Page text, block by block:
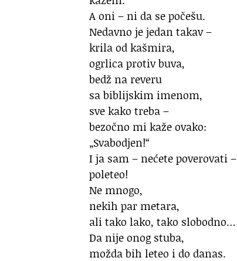
A oni – ni da se počešu.
Nedavno je jedan takav –
krila od kašmira,
ogrlica protiv buva,
bedž na reveru
sa biblijskim imenom,
sve kako treba –
bezočno mi kaže ovako:
„Svabodjen!“
I ja sam – nećete poverovati –
poleteo!
Ne mnogo,
nekih par metara,
ali tako lako, tako slobodno…
Da nije onog stuba,
možda bih leteo i do danas.